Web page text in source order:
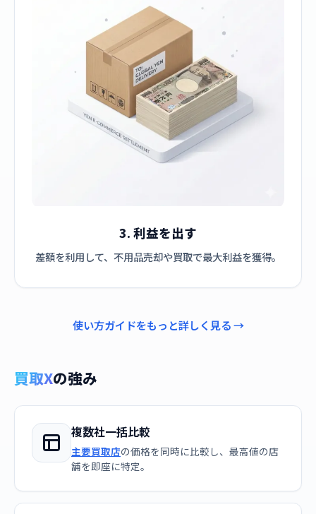
3. 利益を出す
差額を利用して、不用品売却や買取で最大利益を獲得。
使い方ガイドをもっと詳しく見る →
買取Xの強み
複数社一括比較
主要買取店の価格を同時に比較し、最高値の店
舗を即座に特定。